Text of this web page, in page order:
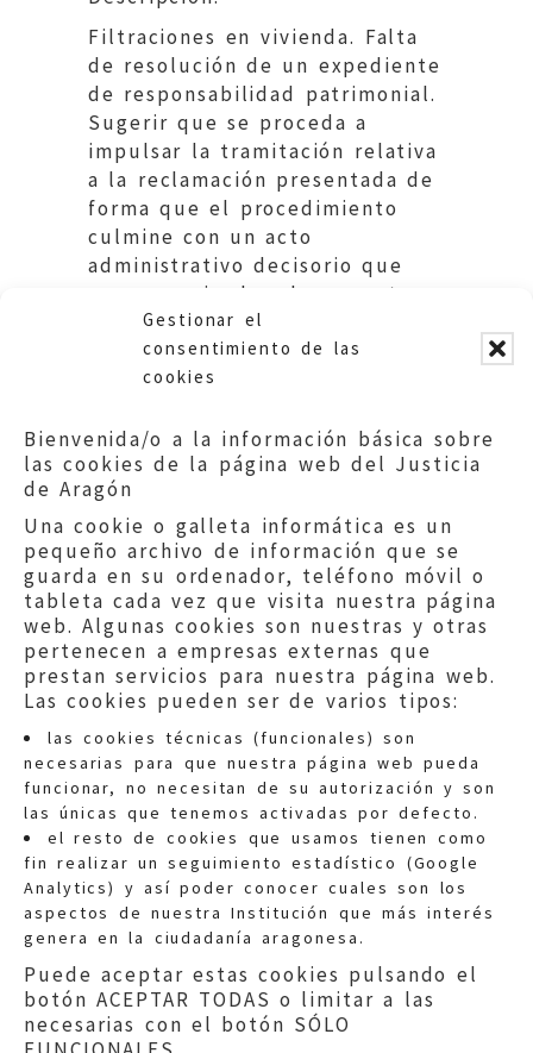
Gestionar el
consentimiento de las
cookies
Bienvenida/o a la información básica sobre
las cookies de la página web del Justicia
de Aragón
Una cookie o galleta informática es un
pequeño archivo de información que se
guarda en su ordenador, teléfono móvil o
tableta cada vez que visita nuestra página
web. Algunas cookies son nuestras y otras
pertenecen a empresas externas que
prestan servicios para nuestra página web.
Las cookies pueden ser de varios tipos:
las cookies técnicas (funcionales) son
necesarias para que nuestra página web pueda
funcionar, no necesitan de su autorización y son
las únicas que tenemos activadas por defecto.
el resto de cookies que usamos tienen como
fin realizar un seguimiento estadístico (Google
Analytics) y así poder conocer cuales son los
aspectos de nuestra Institución que más interés
genera en la ciudadanía aragonesa.
Puede aceptar estas cookies pulsando el
botón ACEPTAR TODAS o limitar a las
necesarias con el botón SÓLO
Filtraciones en vivienda. Falta
de resolución de un expediente
de responsabilidad patrimonial.
Sugerir que se proceda a
impulsar la tramitación relativa
a la reclamación presentada de
forma que el procedimiento
culmine con un acto
administrativo decisorio que
sea comunicado a la promotora
de la queja.
Quejas:quejas@eljusticiadearagon.es
Información general:
informacion@eljusticiadearagon.es
Teléfonos:900 210 210/